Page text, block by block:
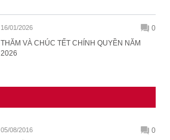
16/01/2026
0
THĂM VÀ CHÚC TẾT CHÍNH QUYỀN NĂM
2026
05/08/2016
0